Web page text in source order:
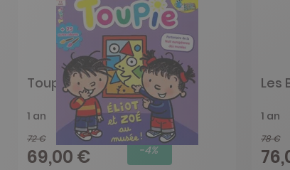
Toupie
1 an
72 €
69,00 € -4%
Les
1 an
78 €